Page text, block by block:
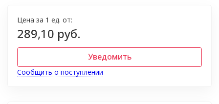
Цена за 1 ед. от:
289,10 руб.
Уведомить
Сообщить о поступлении